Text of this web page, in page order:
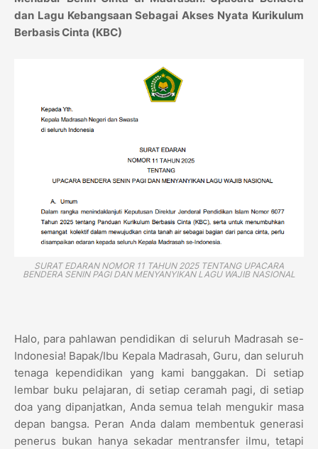
dan Lagu Kebangsaan Sebagai Akses Nyata Kurikulum
Berbasis Cinta (KBC)
SURAT EDARAN NOMOR 11 TAHUN 2025 TENTANG UPACARA
BENDERA SENIN PAGI DAN MENYANYIKAN LAGU WAJIB NASIONAL
Halo, para pahlawan pendidikan di seluruh Madrasah se-
Indonesia! Bapak/Ibu Kepala Madrasah, Guru, dan seluruh
tenaga kependidikan yang kami banggakan. Di setiap
lembar buku pelajaran, di setiap ceramah pagi, di setiap
doa yang dipanjatkan, Anda semua telah mengukir masa
depan bangsa. Peran Anda dalam membentuk generasi
penerus bukan hanya sekadar mentransfer ilmu, tetapi